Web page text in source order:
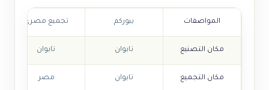
المواصفات بيوركم تجميع مصري
مكان التصنيع تايوان تايوان
مكان التجميع تايوان مصر